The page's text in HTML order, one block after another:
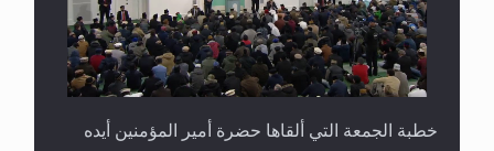
خطبة الجمعة التي ألقاها حضرة أمير المؤمنين أيده